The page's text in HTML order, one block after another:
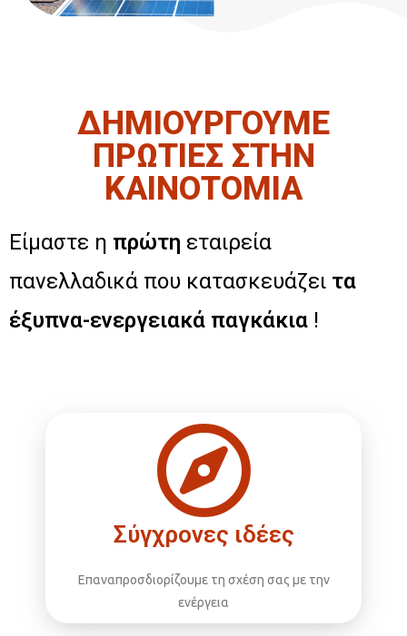
ΔΗΜΙΟΥΡΓΟΥΜΕ
ΠΡΩΤΙΕΣ ΣΤΗΝ
ΚΑΙΝΟΤΟΜΙΑ
Είμαστε η πρώτη εταιρεία
πανελλαδικά που κατασκευάζει τα
έξυπνα-ενεργειακά παγκάκια !
Σύγχρονες ιδέες
Επαναπροσδιορίζουμε τη σχέση σας με την
ενέργεια